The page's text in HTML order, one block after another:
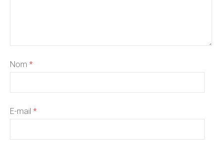
Nom *
E-mail *